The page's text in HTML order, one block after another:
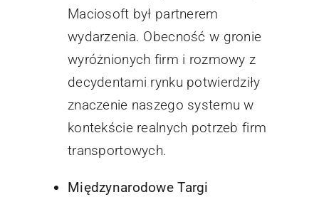
Maciosoft był partnerem
wydarzenia. Obecność w gronie
wyróżnionych firm i rozmowy z
decydentami rynku potwierdziły
znaczenie naszego systemu w
kontekście realnych potrzeb firm
transportowych.
Międzynarodowe Targi